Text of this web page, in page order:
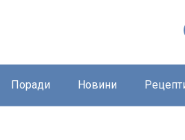
Поради Новини